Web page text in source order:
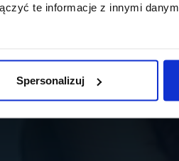
te informacje z innymi
Spersonalizuj